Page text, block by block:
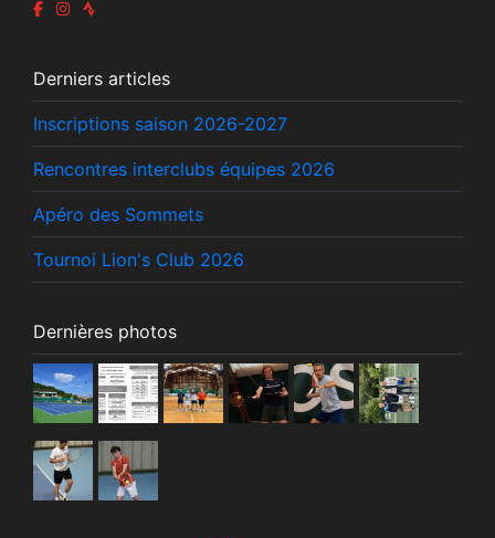
Derniers articles
Inscriptions saison 2026-2027
Rencontres interclubs équipes 2026
Apéro des Sommets
Tournoi Lion's Club 2026
Dernières photos